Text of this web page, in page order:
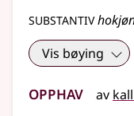
substantiv
Vis bøying
Opphav av kall